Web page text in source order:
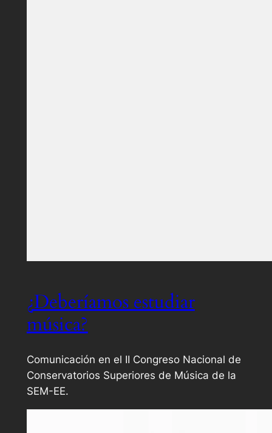
¿Deberíamos estudiar
música?
Comunicación en el II Congreso Nacional de
Conservatorios Superiores de Música de la
SEM-EE.